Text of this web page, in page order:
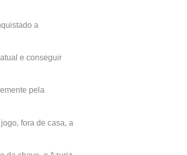
a
e conseguir
pela
fora de casa, a